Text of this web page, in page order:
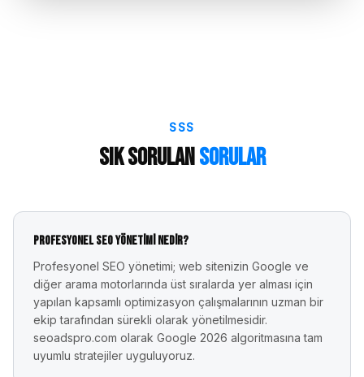
SSS
Sık SorulanSorular
Profesyonel SEO yönetimi nedir?
Profesyonel SEO yönetimi; web sitenizin Google ve
diğer arama motorlarında üst sıralarda yer alması için
yapılan kapsamlı optimizasyon çalışmalarının uzman bir
ekip tarafından sürekli olarak yönetilmesidir.
seoadspro.com olarak Google 2026 algoritmasına tam
uyumlu stratejiler uyguluyoruz.